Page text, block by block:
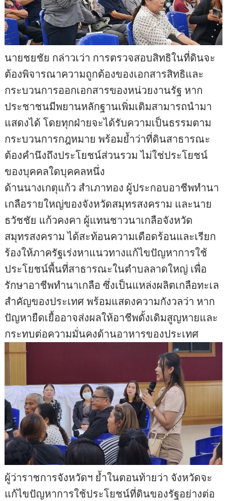
นายชยชัย กล่าวเว่า การตรวจสอบสิทธิในที่ดินจะ
ต้องพิจารณาความถูกต้องของเอกสารสิทธิและ
กระบวนการออกเอกสารของหน่วยงานรัฐ หาก
ประชาชนมีพยานหลักฐานเพิ่มเติมสามารถนำมา
แสดงได้ โดยทุกฝ่ายจะได้รับความเป็นธรรมตาม
กระบวนการกฎหมาย พร้อมย้ำว่าที่ดินสาธารณะ
ต้องคำนึงถึงประโยชน์ส่วนรวม ไม่ใช่ประโยชน์
ของบุคคลใดบุคคลหนึ่ง
ด้านนางเกตุแก้ว สำเภาทอง ผู้ประกอบอาชีพทำนา
เกลือรายใหญ่ของจังหวัดสมุทรสงคราม และนาย
ธวัชชัย แก้วคงคา ผู้แทนชาวนาเกลือจังหวัด
สมุทรสงคราม ได้สะท้อนความเดือดร้อนและเรียก
ร้องให้ภาครัฐเร่งหาแนวทางแก้ไขปัญหาการใช้
ประโยชน์พื้นที่สาธารณะในตำบลลาดใหญ่ เพื่อ
รักษาอาชีพทำนาเกลือ ซึ่งเป็นแหล่งผลิตเกลือทะเล
สำคัญของประเทศ พร้อมแสดงความกังวลว่า หาก
ปัญหายืดเยื้ออาจส่งผลให้อาชีพดั้งเดิมสูญหายและ
กระทบต่อความมั่นคงด้านอาหารของประเทศ
ผู้ว่าราชการจังหวัดฯ ย้ำในตอนท้ายว่า จังหวัดจะ
แก้ไขปัญหาการใช้ประโยชน์ที่ดินของรัฐอย่างต่อ